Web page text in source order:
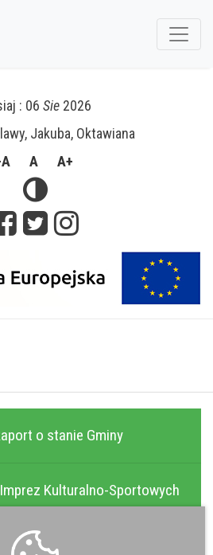
: 06 Sie 2026
Jakuba, Oktawiana
A A+
o stanie Gminy
Kulturalno-Sportowych
Wideo Sesji Rady Gminy